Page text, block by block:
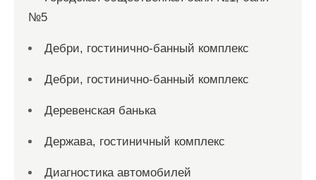
№5
Дебри, гостинично-банный комплекс
Дебри, гостинично-банный комплекс
Деревенская банька
Держава, гостиничный комплекс
Диагностика автомобилей